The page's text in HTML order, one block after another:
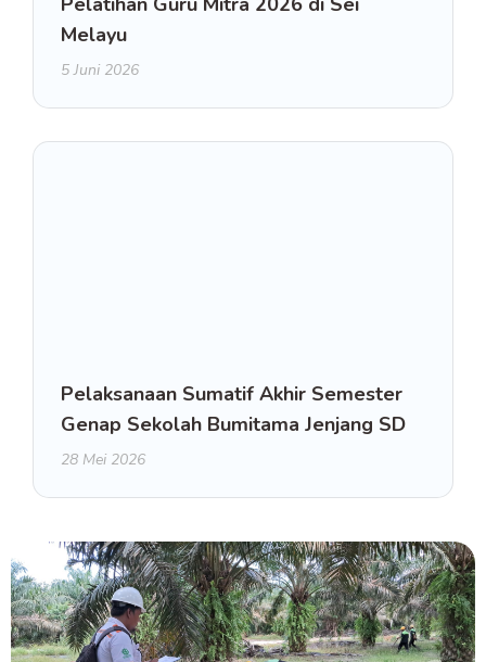
Melayu
5 Juni 2026
Pelaksanaan Sumatif Akhir Semester
Genap Sekolah Bumitama Jenjang SD
28 Mei 2026